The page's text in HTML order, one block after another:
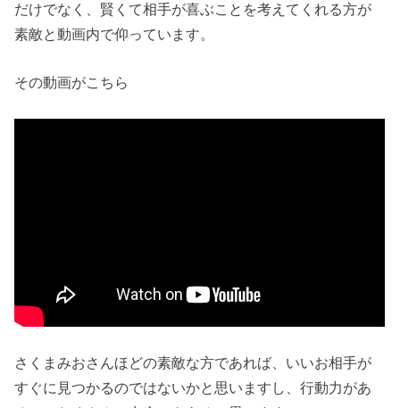
だけでなく、賢くて相手が喜ぶことを考えてくれる方が
素敵と動画内で仰っています。
その動画がこちら
さくまみおさんほどの素敵な方であれば、いいお相手が
すぐに見つかるのではないかと思いますし、行動力があ